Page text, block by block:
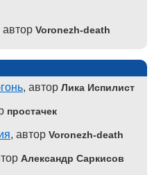
автор Voronezh-death
, автор Лика Испилист
простачек
, автор Voronezh-death
Александр Саркисов